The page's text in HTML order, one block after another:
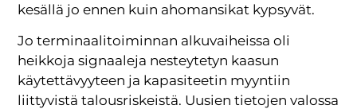
kesällä jo ennen kuin ahomansikat kypsyvät.
Jo terminaalitoiminnan alkuvaiheissa oli
heikkoja signaaleja nesteytetyn kaasun
käytettävyyteen ja kapasiteetin myyntiin
liittyvistä talousriskeistä. Uusien tietojen valossa